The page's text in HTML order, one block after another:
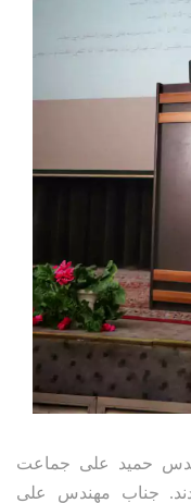
حمید علی جماعت
جناب مهندس علی